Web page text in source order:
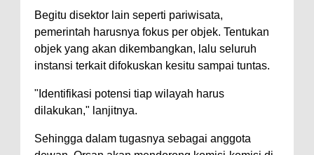
Begitu disektor lain seperti pariwisata,
pemerintah harusnya fokus per objek. Tentukan
objek yang akan dikembangkan, lalu seluruh
instansi terkait difokuskan kesitu sampai tuntas.
"Identifikasi potensi tiap wilayah harus
dilakukan," lanjitnya.
Sehingga dalam tugasnya sebagai anggota